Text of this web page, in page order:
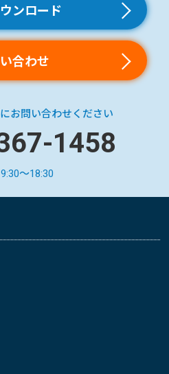
ンロード
合わせ
お問い合わせください
1458
～18:30